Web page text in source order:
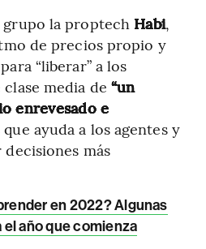
la proptech Habi,
de precios propio y
“liberar” a los
media de “un
enrevesado e
que ayuda a los agentes y
más
en 2022? Algunas
año que comienza